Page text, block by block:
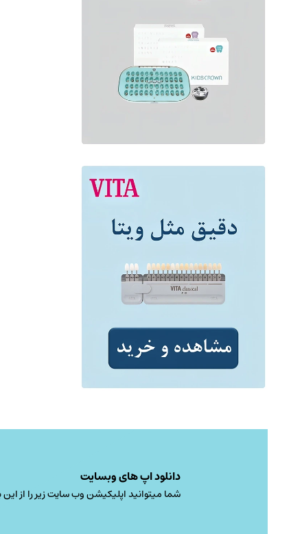
دانلود اپ های وبسایت
شما میتوانید اپلیکیشن وب سایت زیر را از این